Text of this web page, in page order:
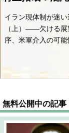
イラン現体制が迷
（上）――欠ける展
序、米軍介入の可能
無料公開中の記事